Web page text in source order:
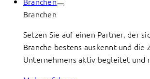
Branchen
Setzen Sie auf einen Partner, der
Branche bestens auskennt und die
Unternehmens aktiv begleitet und